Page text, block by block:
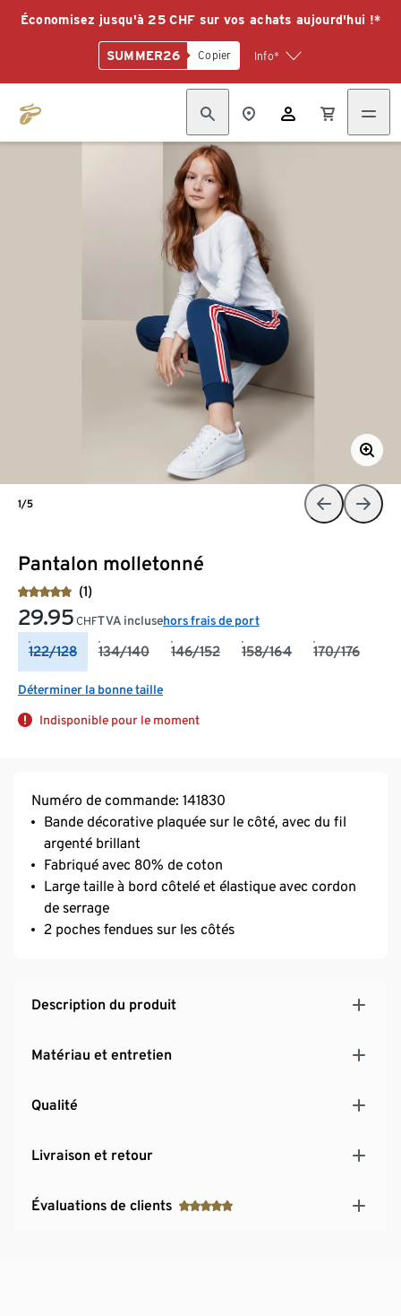
Économisez jusqu'à 25 CHF sur vos achats aujourd'hui !*
SUMMER26 Copier Info*
Pantalon molletonné
(1)
29.95 CHFTVA inclusehors frais de port
122/128 134/140 146/152 158/164 170/176
Déterminer la bonne taille
Indisponible pour le moment
1/5
Numéro de commande: 141830
Bande décorative plaquée sur le côté, avec du fil
argenté brillant
Fabriqué avec 80% de coton
Large taille à bord côtelé et élastique avec cordon
de serrage
2 poches fendues sur les côtés
Description du produit
Matériau et entretien
Qualité
Livraison et retour
Évaluations de clients